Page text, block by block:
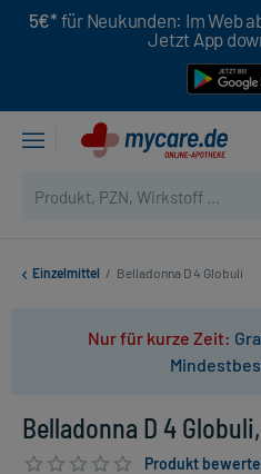
5€* für Neukunden: Im Web
Jetzt App
Einzelmittel / Belladonna D 4 Globuli
Nur für kurze Zeit:
Belladonna D 4
Produkt